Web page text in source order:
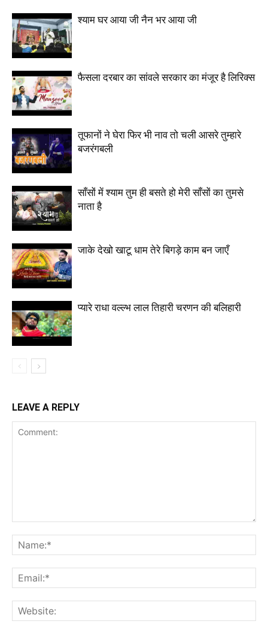
श्याम घर आया जी नैन भर आया जी
फैसला दरबार का सांवले सरकार का मंजूर है लिरिक्स
तूफानों ने घेरा फिर भी नाव तो चली आसरे तुम्हारे
बजरंगबली
साँसों में श्याम तुम ही बसते हो मेरी साँसों का तुमसे
नाता है
जाके देखो खाटू धाम तेरे बिगड़े काम बन जाएँ
प्यारे राधा वल्ल्भ लाल तिहारी चरणन की बलिहारी
LEAVE A REPLY